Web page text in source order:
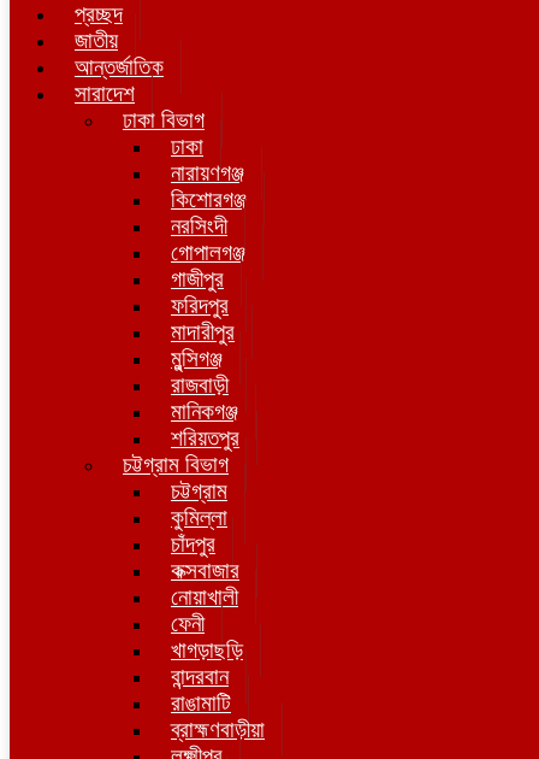
প্রচ্ছদ
জাতীয়
আন্তর্জাতিক
সারাদেশ
ঢাকা বিভাগ
ঢাকা
নারায়ণগঞ্জ
কিশোরগঞ্জ
নরসিংদী
গোপালগঞ্জ
গাজীপুর
ফরিদপুর
মাদারীপুর
মুন্সিগঞ্জ
রাজবাড়ী
মানিকগঞ্জ
শরিয়তপুর
চট্টগ্রাম বিভাগ
চট্টগ্রাম
কুমিল্লা
চাঁদপুর
কক্সবাজার
নোয়াখালী
ফেনী
খাগড়াছড়ি
বান্দরবান
রাঙামাটি
ব্রাহ্মণবাড়ীয়া